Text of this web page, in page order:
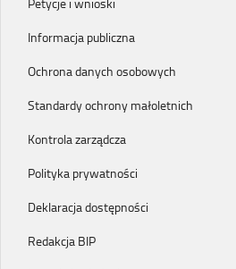
Informacja publiczna
Ochrona danych osobowych
Standardy ochrony małoletnich
Kontrola zarządcza
Polityka prywatności
Deklaracja dostępności
Redakcja BIP